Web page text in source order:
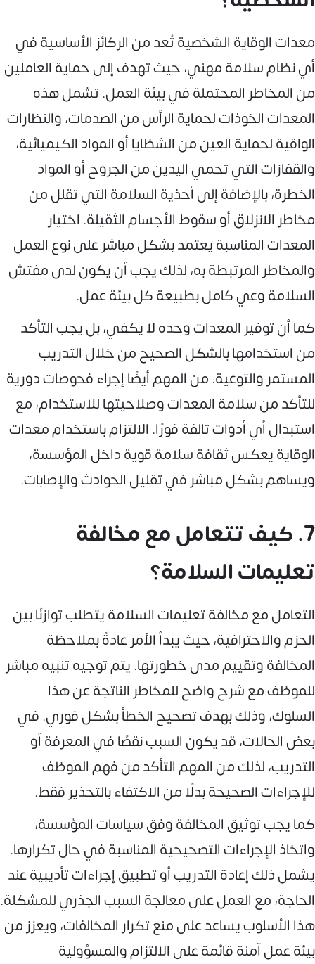
معدات الوقاية الشخصية تُعد من الركائز الأساسية في
أي نظام سلامة مهني، حيث تهدف إلى حماية العاملين
من المخاطر المحتملة في بيئة العمل. تشمل هذه
المعدات الخوذات لحماية الرأس من الصدمات، والنظارات
الواقية لحماية العين من الشظايا أو المواد الكيميائية،
والقفازات التي تحمي اليدين من الجروح أو المواد
الخطرة، بالإضافة إلى أحذية السلامة التي تقلل من
مخاطر الانزلاق أو سقوط الأجسام الثقيلة. اختيار
المعدات المناسبة يعتمد بشكل مباشر على نوع العمل
والمخاطر المرتبطة به، لذلك يجب أن يكون لدى مفتش
السلامة وعي كامل بطبيعة كل بيئة عمل.
كما أن توفير المعدات وحده لا يكفي، بل يجب التأكد
من استخدامها بالشكل الصحيح من خلال التدريب
المستمر والتوعية. من المهم أيضًا إجراء فحوصات دورية
للتأكد من سلامة المعدات وصلاحيتها للاستخدام، مع
استبدال أي أدوات تالفة فورًا. الالتزام باستخدام معدات
الوقاية يعكس ثقافة سلامة قوية داخل المؤسسة،
ويساهم بشكل مباشر في تقليل الحوادث والإصابات.
7. كيف تتعامل مع مخالفة
تعليمات السلامة؟
التعامل مع مخالفة تعليمات السلامة يتطلب توازنًا بين
الحزم والاحترافية، حيث يبدأ الأمر عادةً بملاحظة
المخالفة وتقييم مدى خطورتها. يتم توجيه تنبيه مباشر
للموظف مع شرح واضح للمخاطر الناتجة عن هذا
السلوك، وذلك بهدف تصحيح الخطأ بشكل فوري. في
بعض الحالات، قد يكون السبب نقصًا في المعرفة أو
التدريب، لذلك من المهم التأكد من فهم الموظف
للإجراءات الصحيحة بدلًا من الاكتفاء بالتحذير فقط.
كما يجب توثيق المخالفة وفق سياسات المؤسسة،
واتخاذ الإجراءات التصحيحية المناسبة في حال تكرارها.
يشمل ذلك إعادة التدريب أو تطبيق إجراءات تأديبية عند
الحاجة، مع العمل على معالجة السبب الجذري للمشكلة.
هذا الأسلوب يساعد على منع تكرار المخالفات، ويعزز من
بيئة عمل آمنة قائمة على الالتزام والمسؤولية